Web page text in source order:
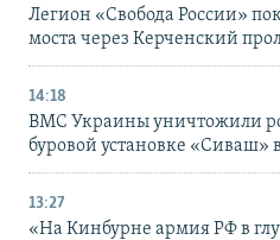
Легион «Свобода России»
моста через Керченский
14:18
ВМС Украины уничтожили
буровой установке «Сиваш»
13:27
«На Кинбурне армия РФ в